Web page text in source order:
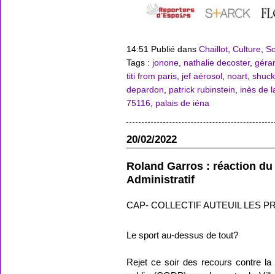
14:51 Publié dans Chaillot, Culture,
Tags : jonone, nathalie decoster,
titi from paris, jef aérosol, noart,
depardon, patrick rubinstein, inès de
75116, palais de iéna
20/02/2022
Roland Garros : réaction
Administratif
CAP- COLLECTIF AUTEUIL LES
Le sport au-dessus de tout?
Rejet ce soir des recours contre la